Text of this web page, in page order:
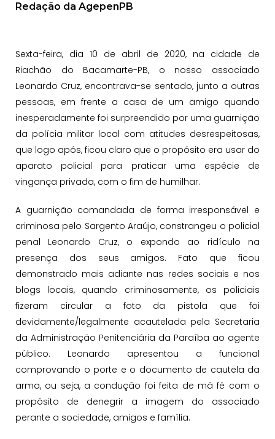
Redação da AgepenPB
Sexta-feira, dia 10 de abril de 2020, na cidade de
Riachão do Bacamarte-PB, o nosso associado
Leonardo Cruz, encontrava-se sentado, junto a outras
pessoas, em frente a casa de um amigo quando
inesperadamente foi surpreendido por uma guarnição
da polícia militar local com atitudes desrespeitosas,
que logo após, ficou claro que o propósito era usar do
aparato policial para praticar uma espécie de
vingança privada, com o fim de humilhar.
A guarnição comandada de forma irresponsável e
criminosa pelo Sargento Araújo, constrangeu o policial
penal Leonardo Cruz, o expondo ao ridículo na
presença dos seus amigos. Fato que ficou
demonstrado mais adiante nas redes sociais e nos
blogs locais, quando criminosamente, os policiais
fizeram circular a foto da pistola que foi
devidamente/legalmente acautelada pela Secretaria
da Administração Penitenciária da Paraíba ao agente
público. Leonardo apresentou a funcional
comprovando o porte e o documento de cautela da
arma, ou seja, a condução foi feita de má fé com o
propósito de denegrir a imagem do associado
perante a sociedade, amigos e família.